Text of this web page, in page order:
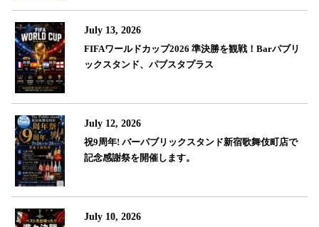
July 13, 2026
FIFAワールドカップ2026 準決勝を観戦！Barパブリ
ックスタンド、パブスタプラス
July 12, 2026
祝9周年! バーパブリックスタンド新宿歌舞伎町店で
記念感謝祭を開催します。
July 10, 2026